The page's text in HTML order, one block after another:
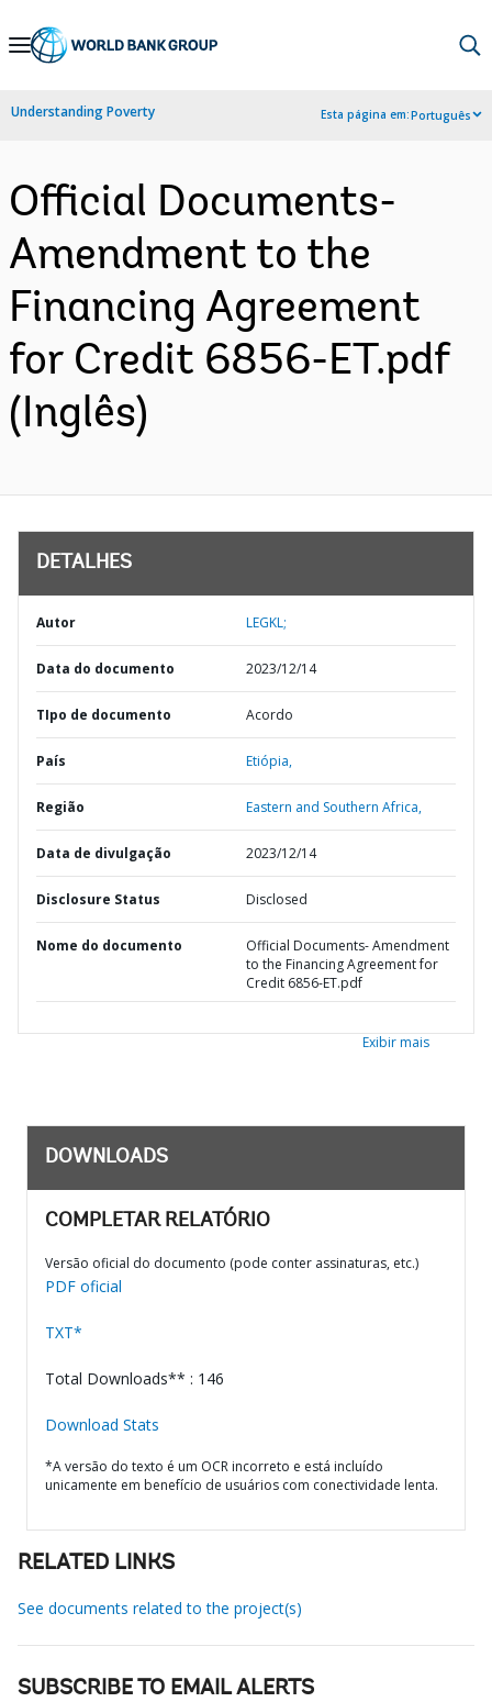
Skip
Navigation
Understanding Poverty Esta página em:Português
Official Documents-
Amendment to the
Financing Agreement
for Credit 6856-ET.pdf
(Inglês)
DETALHES
Autor LEGKL;
Data do documento 2023/12/14
TIpo de documento Acordo
País Etiópia,
Região Eastern and Southern Africa,
Data de divulgação 2023/12/14
Disclosure Status Disclosed
Nome do documento
Official Documents- Amendment
to the Financing Agreement for
Credit 6856-ET.pdf
Exibir mais
DOWNLOADS
COMPLETAR RELATÓRIO
Versão oficial do documento (pode conter assinaturas, etc.)
PDF oficial
TXT*
Total Downloads** : 146
Download Stats
*A versão do texto é um OCR incorreto e está incluído
unicamente em benefício de usuários com conectividade lenta.
RELATED LINKS
See documents related to the project(s)
SUBSCRIBE TO EMAIL ALERTS